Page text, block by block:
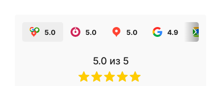
5.0 5.0 5.0 4.9
5.0 из 5